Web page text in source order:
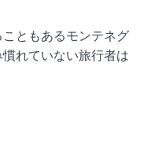
ともあるモンテネグ
れていない旅行者は